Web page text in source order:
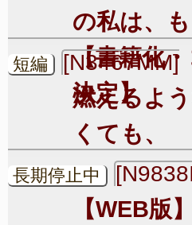
の私は、も
【書籍化
決定】
短編 [N3467MM]
燃えるよ
くても、
長期停止中
【WEB版